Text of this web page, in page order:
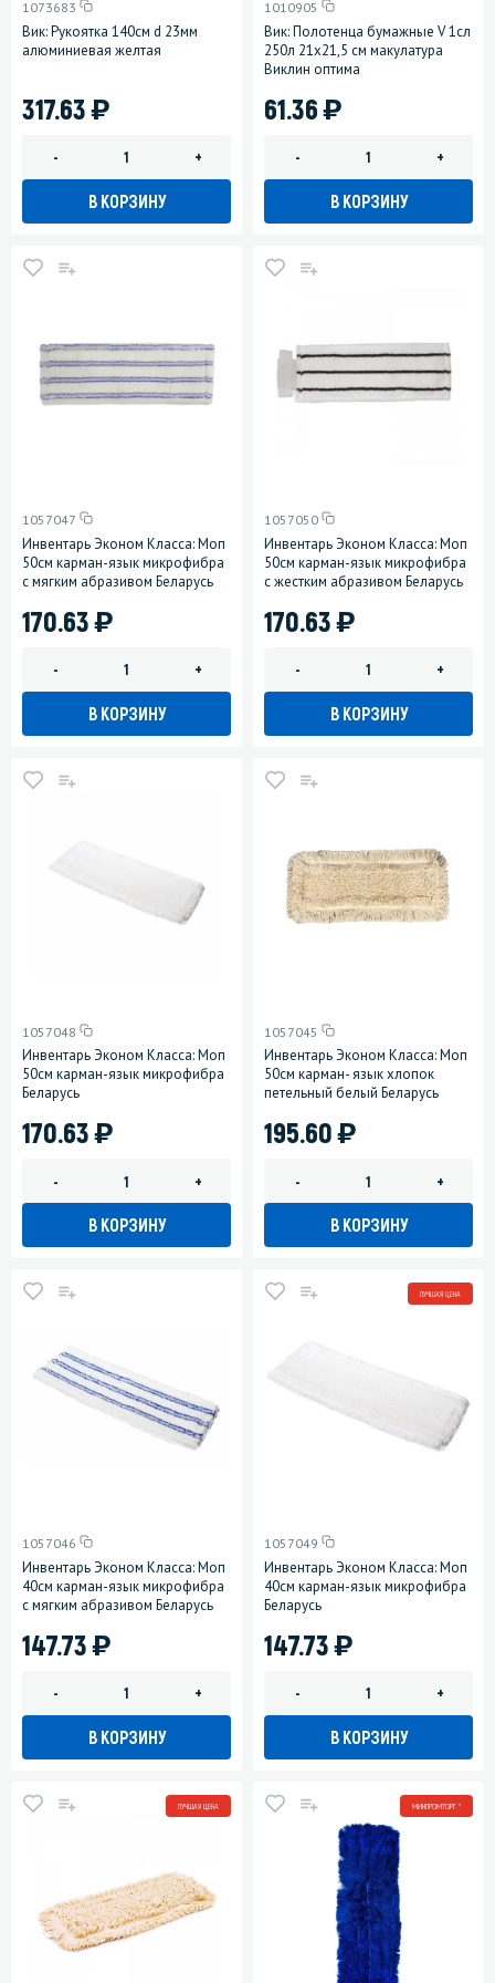
1073683
Вик: Рукоятка 140см d 23мм
алюминиевая желтая
317.63)
- +
В КОРЗИНУ
1010905
Вик: Полотенца бумажные V 1сл
250л 21х21,5 см макулатура
Виклин оптима
61.36)
- +
В КОРЗИНУ
1057047
Инвентарь Эконом Класса: Моп
50см карман-язык микрофибра
с мягким абразивом Беларусь
170.63)
- +
В КОРЗИНУ
1057050
Инвентарь Эконом Класса: Моп
50см карман-язык микрофибра
с жестким абразивом Беларусь
170.63)
- +
В КОРЗИНУ
1057048
Инвентарь Эконом Класса: Моп
50см карман-язык микрофибра
Беларусь
170.63)
- +
В КОРЗИНУ
1057045
Инвентарь Эконом Класса: Моп
50см карман- язык хлопок
петельный белый Беларусь
195.60)
- +
В КОРЗИНУ
1057046
Инвентарь Эконом Класса: Моп
40см карман-язык микрофибра
с мягким абразивом Беларусь
147.73)
- +
В КОРЗИНУ
ЛУЧШАЯ ЦЕНА
1057049
Инвентарь Эконом Класса: Моп
40см карман-язык микрофибра
Беларусь
147.73)
- +
В КОРЗИНУ
ЛУЧШАЯ ЦЕНА МИНПРОМТОРГ *